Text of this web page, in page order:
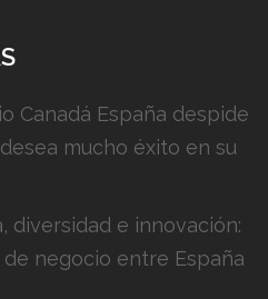
Canadá España despide
mucho éxito en su
diversidad e innovación:
negocio entre España